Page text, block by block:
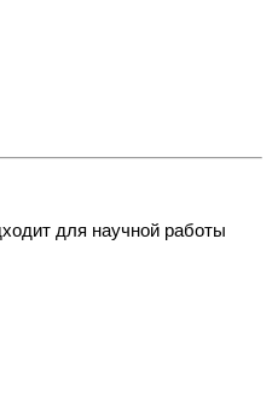
для научной работы